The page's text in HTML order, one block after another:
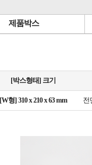
제품박스
[박스형태] 크기
[W형] 310 x 210 x 63 mm 전